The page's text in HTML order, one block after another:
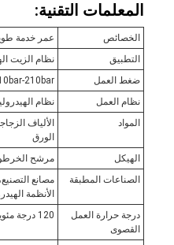
المعلمات التقنية:
الخصائص
عمر خدمة
التطبيق
نظام الزيت
ضغط العمل
210bar
نظام العمل
نظام
المواد
الألياف
الورق
الهيكل
مرشح
الصناعات المطبقة
مصانع
الأنظمة
درجة حرارة العمل
القصوى
120 درجة مئوية